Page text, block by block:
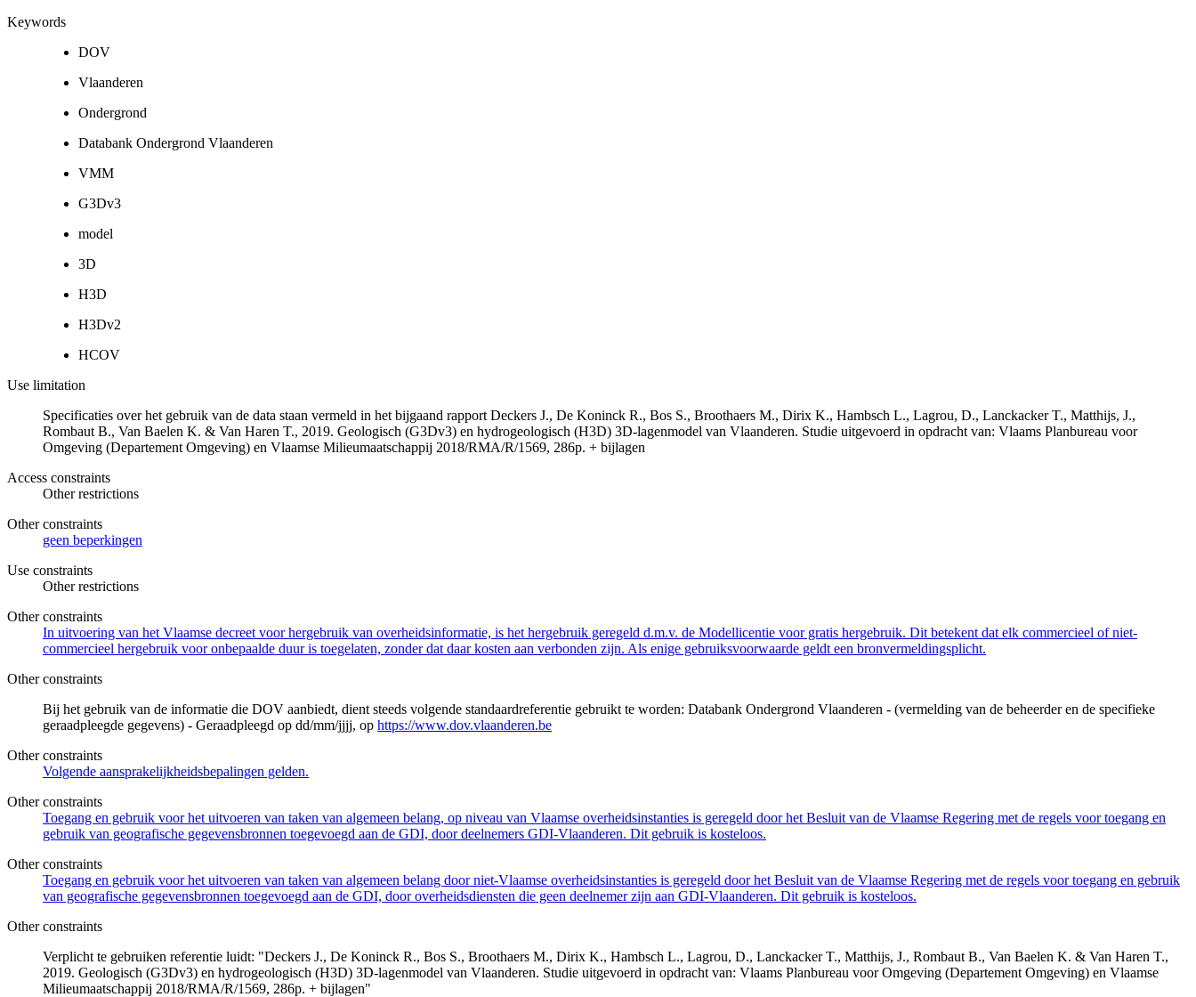
Keywords
DOV
Vlaanderen
Ondergrond
Databank Ondergrond Vlaanderen
VMM
G3Dv3
model
3D
H3D
H3Dv2
HCOV
Use limitation
Specificaties over het gebruik van de data staan vermeld in het bijgaand rapport Deckers J., De Koninck R., Bos S., Broothaers M., Dirix K., Hambsch L., Lagrou, D., Lanckacker T., Matthijs, J.,
Rombaut B., Van Baelen K. & Van Haren T., 2019. Geologisch (G3Dv3) en hydrogeologisch (H3D) 3D-lagenmodel van Vlaanderen. Studie uitgevoerd in opdracht van: Vlaams Planbureau voor
Omgeving (Departement Omgeving) en Vlaamse Milieumaatschappij 2018/RMA/R/1569, 286p. + bijlagen
Access constraints
Other restrictions
Other constraints
geen beperkingen
Use constraints
Other restrictions
Other constraints
In uitvoering van het Vlaamse decreet voor hergebruik van overheidsinformatie, is het hergebruik geregeld d.m.v. de Modellicentie voor gratis hergebruik. Dit betekent dat elk commercieel of niet-
commercieel hergebruik voor onbepaalde duur is toegelaten, zonder dat daar kosten aan verbonden zijn. Als enige gebruiksvoorwaarde geldt een bronvermeldingsplicht.
Other constraints
Bij het gebruik van de informatie die DOV aanbiedt, dient steeds volgende standaardreferentie gebruikt te worden: Databank Ondergrond Vlaanderen - (vermelding van de beheerder en de specifieke
geraadpleegde gegevens) - Geraadpleegd op dd/mm/jjjj, op https://www.dov.vlaanderen.be
Other constraints
Volgende aansprakelijkheidsbepalingen gelden.
Other constraints
Toegang en gebruik voor het uitvoeren van taken van algemeen belang, op niveau van Vlaamse overheidsinstanties is geregeld door het Besluit van de Vlaamse Regering met de regels voor toegang en
gebruik van geografische gegevensbronnen toegevoegd aan de GDI, door deelnemers GDI-Vlaanderen. Dit gebruik is kosteloos.
Other constraints
Toegang en gebruik voor het uitvoeren van taken van algemeen belang door niet-Vlaamse overheidsinstanties is geregeld door het Besluit van de Vlaamse Regering met de regels voor toegang en gebruik
van geografische gegevensbronnen toegevoegd aan de GDI, door overheidsdiensten die geen deelnemer zijn aan GDI-Vlaanderen. Dit gebruik is kosteloos.
Other constraints
Verplicht te gebruiken referentie luidt: "Deckers J., De Koninck R., Bos S., Broothaers M., Dirix K., Hambsch L., Lagrou, D., Lanckacker T., Matthijs, J., Rombaut B., Van Baelen K. & Van Haren T.,
2019. Geologisch (G3Dv3) en hydrogeologisch (H3D) 3D-lagenmodel van Vlaanderen. Studie uitgevoerd in opdracht van: Vlaams Planbureau voor Omgeving (Departement Omgeving) en Vlaamse
Milieumaatschappij 2018/RMA/R/1569, 286p. + bijlagen"